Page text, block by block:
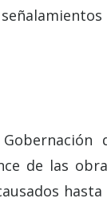
de las
hasta